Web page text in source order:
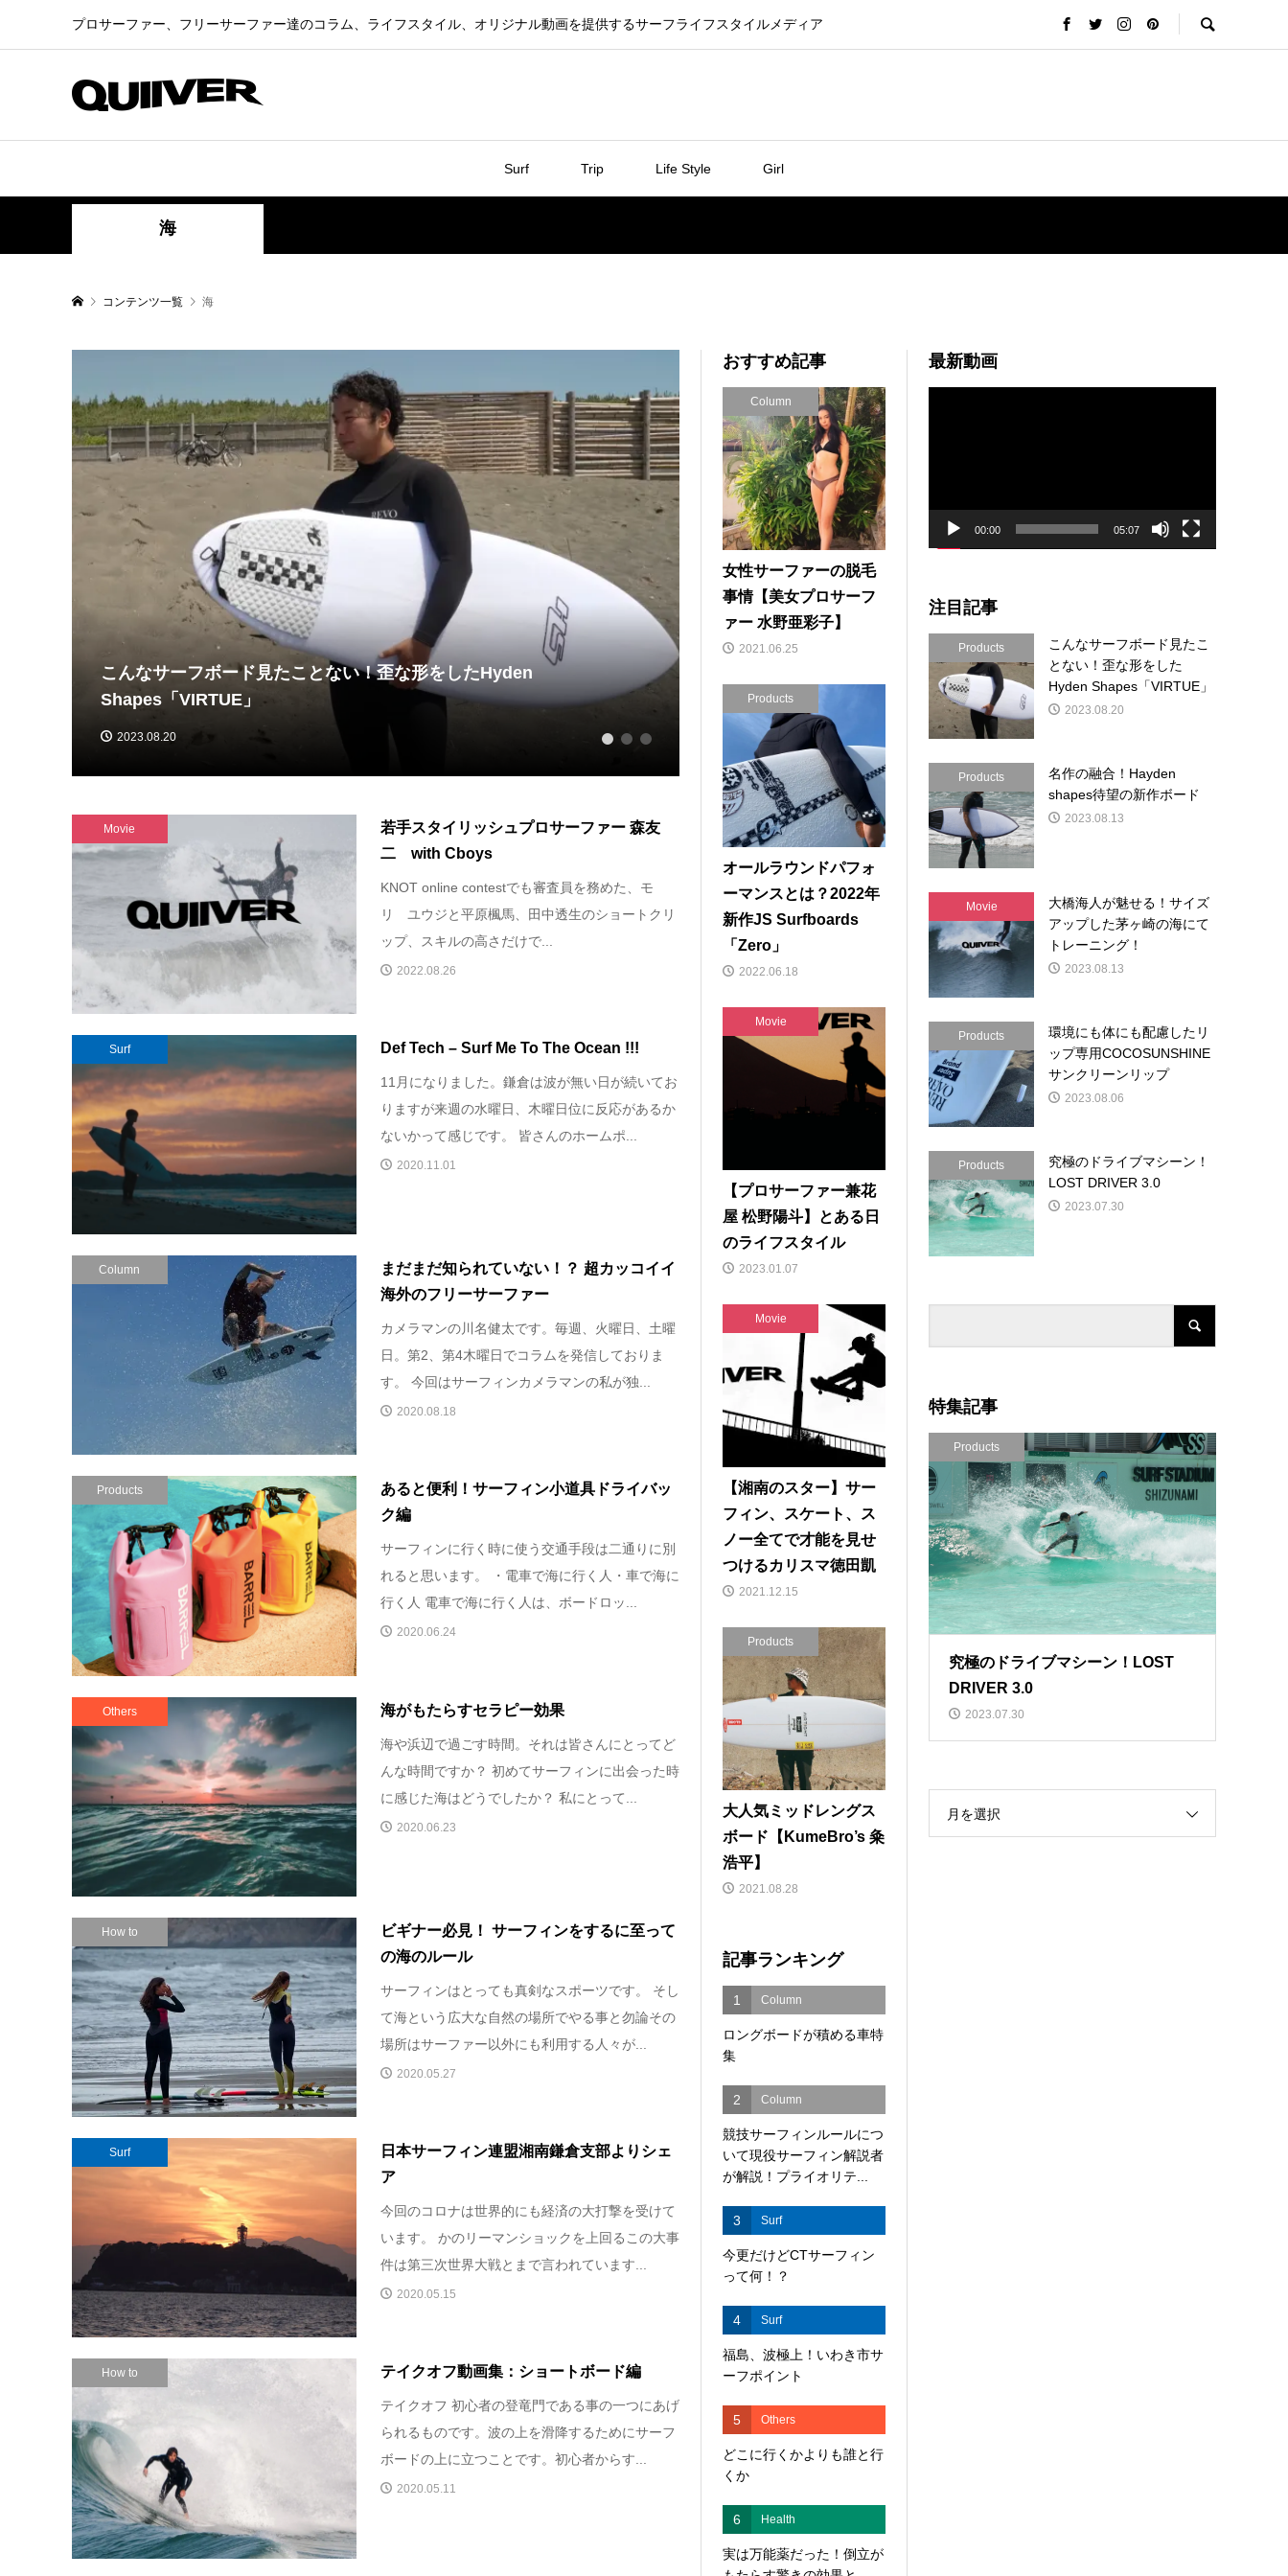
プロサーファー、フリーサーファー達のコラム、ライフスタイル、オリジナル動画を提供するサーフライフスタイルメディア
Surf Trip Life Style Girl
海
コンテンツ一覧 海
名作の融合！Hayden shapes待望の新作ボード
2023.08.13
大橋海人が魅せる！サイズアップした茅ヶ崎の海にてトレーニング！
2023.08.13
1 2 3
Movie
若手スタイリッシュプロサーファー 森友
二 with Cboys
KNOT online contestでも審査員を務めた、モ
リ ユウジと平原楓馬、田中透生のショートクリ
ップ、スキルの高さだけで...
2022.08.26
Surf Def Tech – Surf Me To The Ocean !!!
11月になりました。鎌倉は波が無い日が続いてお
りますが来週の水曜日、木曜日位に反応があるか
ないかって感じです。 皆さんのホームポ...
2020.11.01
Column
まだまだ知られていない！？ 超カッコイイ
海外のフリーサーファー
カメラマンの川名健太です。毎週、火曜日、土曜
日。第2、第4木曜日でコラムを発信しておりま
す。 今回はサーフィンカメラマンの私が独...
2020.08.18
Products
あると便利！サーフィン小道具ドライバッ
ク編
サーフィンに行く時に使う交通手段は二通りに別
れると思います。 ・電車で海に行く人・車で海に
行く人 電車で海に行く人は、ボードロッ...
2020.06.24
Others 海がもたらすセラピー効果
海や浜辺で過ごす時間。それは皆さんにとってど
んな時間ですか？ 初めてサーフィンに出会った時
に感じた海はどうでしたか？ 私にとって...
2020.06.23
How to
ビギナー必見！ サーフィンをするに至って
の海のルール
サーフィンはとっても真剣なスポーツです。 そし
て海という広大な自然の場所でやる事と勿論その
場所はサーファー以外にも利用する人々が...
2020.05.27
Surf
日本サーフィン連盟湘南鎌倉支部よりシェ
ア
今回のコロナは世界的にも経済の大打撃を受けて
います。 かのリーマンショックを上回るこの大事
件は第三次世界大戦とまで言われています...
2020.05.15
How to テイクオフ動画集：ショートボード編
テイクオフ 初心者の登竜門である事の一つにあげ
られるものです。波の上を滑降するためにサーフ
ボードの上に立つことです。初心者からす...
2020.05.11
おすすめ記事
Column
女性サーファーの脱毛
事情【美女プロサーフ
ァー 水野亜彩子】
2021.06.25
Products
オールラウンドパフォ
ーマンスとは？2022年
新作JS Surfboards
「Zero」
2022.06.18
Movie
【プロサーファー兼花
屋 松野陽斗】とある日
のライフスタイル
2023.01.07
Movie
【湘南のスター】サー
フィン、スケート、ス
ノー全てで才能を見せ
つけるカリスマ徳田凱
2021.12.15
Products
大人気ミッドレングス
ボード【KumeBro’s 粂
浩平】
2021.08.28
記事ランキング
1 Column
ロングボードが積める車特
集
2 Column
競技サーフィンルールにつ
いて現役サーフィン解説者
が解説！プライオリテ...
3 Surf
今更だけどCTサーフィン
って何！？
4 Surf
福島、波極上！いわき市サ
ーフポイント
5 Others
どこに行くかよりも誰と行
くか
6 Health
実は万能薬だった！倒立が
最新動画
00:00 05:07
注目記事
Products
こんなサーフボード見たこ
とない！歪な形をした
Hyden Shapes「VIRTUE」
2023.08.20
Products
名作の融合！Hayden
shapes待望の新作ボード
2023.08.13
Movie
大橋海人が魅せる！サイズ
アップした茅ヶ崎の海にて
トレーニング！
2023.08.13
Products
環境にも体にも配慮したリ
ップ専用COCOSUNSHINE
サンクリーンリップ
2023.08.06
Products
究極のドライブマシーン！
LOST DRIVER 3.0
2023.07.30
特集記事
Products
究極のドライブマシーン！LOST
DRIVER 3.0
2023.07.30
月を選択